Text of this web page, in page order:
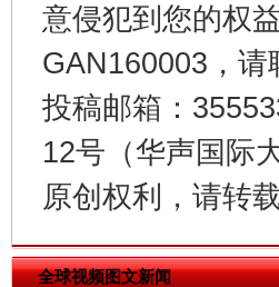
意侵犯到您的权
GAN160003，
投稿邮箱：
12号（华声国际
原创权利，请转
全球视频图文新闻
在谋一域中谋全局